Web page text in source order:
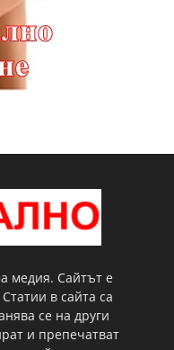
медия. Сайтът е
в сайта са
се на други
и препечатват